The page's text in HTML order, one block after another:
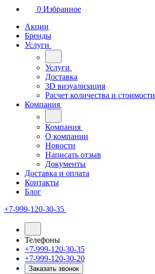
0 Избранное
Акции
Бренды
Услуги
Услуги
Доставка
3D визуализация
Расчет количества и стоимости
Компания
Компания
О компании
Новости
Написать отзыв
Документы
Доставка и оплата
Контакты
Блог
+7-999-120-30-35
Телефоны
+7-999-120-30-35
+7-999-120-30-20
Заказать звонок